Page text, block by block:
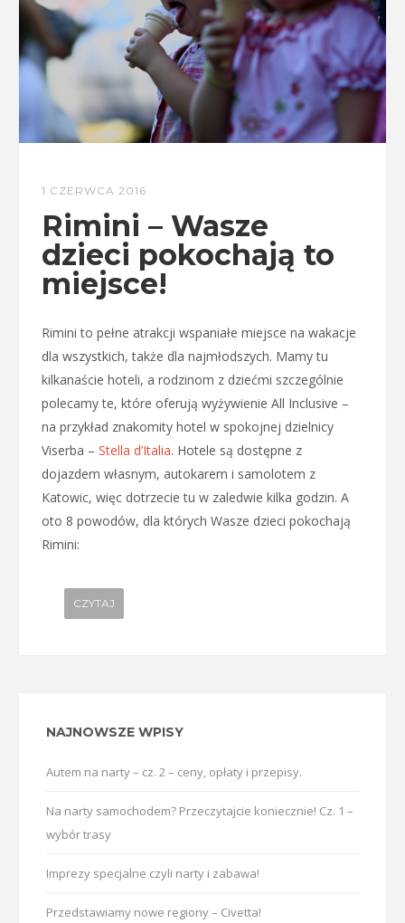
1 CZERWCA 2016
Rimini – Wasze
dzieci pokochają to
miejsce!
Rimini to pełne atrakcji wspaniałe miejsce na wakacje
dla wszystkich, także dla najmłodszych. Mamy tu
kilkanaście hoteli, a rodzinom z dziećmi szczególnie
polecamy te, które oferują wyżywienie All Inclusive –
na przykład znakomity hotel w spokojnej dzielnicy
Viserba – Stella d’Italia. Hotele są dostępne z
dojazdem własnym, autokarem i samolotem z
Katowic, więc dotrzecie tu w zaledwie kilka godzin. A
oto 8 powodów, dla których Wasze dzieci pokochają
Rimini:
CZYTAJ
NAJNOWSZE WPISY
Autem na narty – cz. 2 – ceny, opłaty i przepisy.
Na narty samochodem? Przeczytajcie koniecznie! Cz. 1 –
wybór trasy
Imprezy specjalne czyli narty i zabawa!
Przedstawiamy nowe regiony – Civetta!